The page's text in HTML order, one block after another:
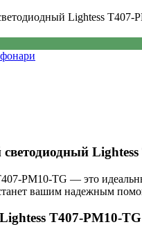
Lightess T407-
PM10-TG — это
вашим надежным
T407-PM10-TG